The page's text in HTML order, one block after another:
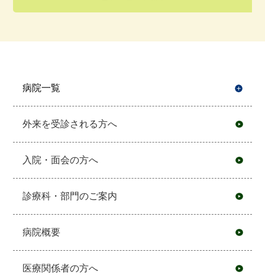
病院一覧
外来を受診される方へ
入院・面会の方へ
診療科・部門のご案内
病院概要
医療関係者の方へ